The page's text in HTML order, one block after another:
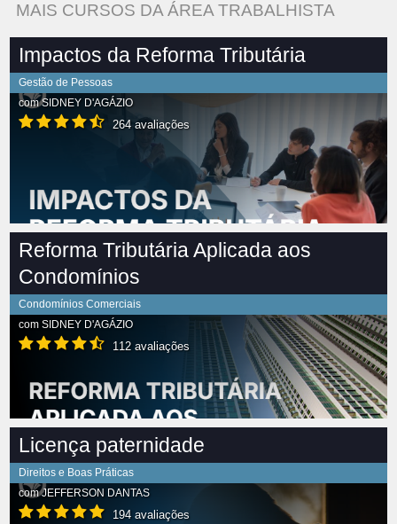
MAIS CURSOS DA ÁREA TRABALHISTA
Impactos da Reforma Tributária
Gestão de Pessoas
comSIDNEY D'AGÁZIO
264 avaliações
Reforma Tributária Aplicada aos
Condomínios
Condomínios Comerciais
com SIDNEY D'AGÁZIO
112 avaliações
Licença paternidade
Direitos e Boas Práticas
comJEFFERSON DANTAS
194 avaliações